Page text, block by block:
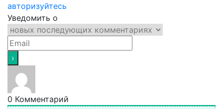
авторизуйтесь
Уведомить о
0 Комментарий